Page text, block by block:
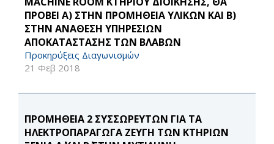
ΠΡΟΒΕΙ Α) ΣΤΗΝ ΠΡΟΜΗΘΕΙΑ ΥΛΙΚΩΝ ΚΑΙ Β)
ΣΤΗΝ ΑΝΑΘΕΣΗ ΥΠΗΡΕΣΙΩΝ
ΑΠΟΚΑΤΑΣΤΑΣΗΣ ΤΩΝ ΒΛΑΒΩΝ
Προκηρύξεις Διαγωνισμών
21 Φεβ 2018
ΠΡΟΜΗΘΕΙΑ 2 ΣΥΣΣΩΡΕΥΤΩΝ ΓΙΑ ΤΑ
ΗΛΕΚΤΡΟΠΑΡΑΓΩΓΑ ΖΕΥΓΗ ΤΩΝ ΚΤΗΡΙΩΝ